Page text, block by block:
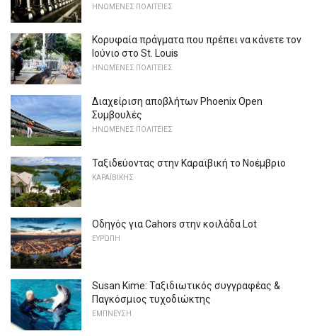
ΗΝΩΜΈΝΕΣ ΠΟΛΙΤΕΊΕΣ
Κορυφαία πράγματα που πρέπει να κάνετε τον
Ιούνιο στο St. Louis
ΗΝΩΜΈΝΕΣ ΠΟΛΙΤΕΊΕΣ
Διαχείριση αποβλήτων Phoenix Open
Συμβουλές
ΗΝΩΜΈΝΕΣ ΠΟΛΙΤΕΊΕΣ
Ταξιδεύοντας στην Καραϊβική το Νοέμβριο
ΚΑΡΑΪΒΙΚΉΣ
Οδηγός για Cahors στην κοιλάδα Lot
ΕΥΡΏΠΗ
Susan Kime: Ταξιδιωτικός συγγραφέας &
Παγκόσμιος τυχοδιώκτης
ΕΜΠΝΕΥΣΗ